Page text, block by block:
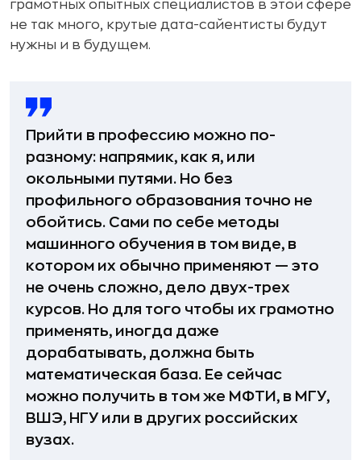
грамотных опытных специалистов в этой сфере
не так много, крутые дата-сайентисты будут
нужны и в будущем.
Прийти в профессию можно по-
разному: напрямик, как я, или
окольными путями. Но без
профильного образования точно не
обойтись. Сами по себе методы
машинного обучения в том виде, в
котором их обычно применяют — это
не очень сложно, дело двух-трех
курсов. Но для того чтобы их грамотно
применять, иногда даже
дорабатывать, должна быть
математическая база. Ее сейчас
можно получить в том же МФТИ, в МГУ,
ВШЭ, НГУ или в других российских
вузах.